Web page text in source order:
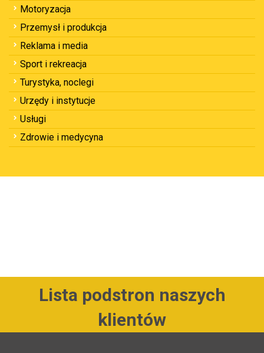
Motoryzacja
Przemysł i produkcja
Reklama i media
Sport i rekreacja
Turystyka, noclegi
Urzędy i instytucje
Usługi
Zdrowie i medycyna
Lista podstron naszych
klientów